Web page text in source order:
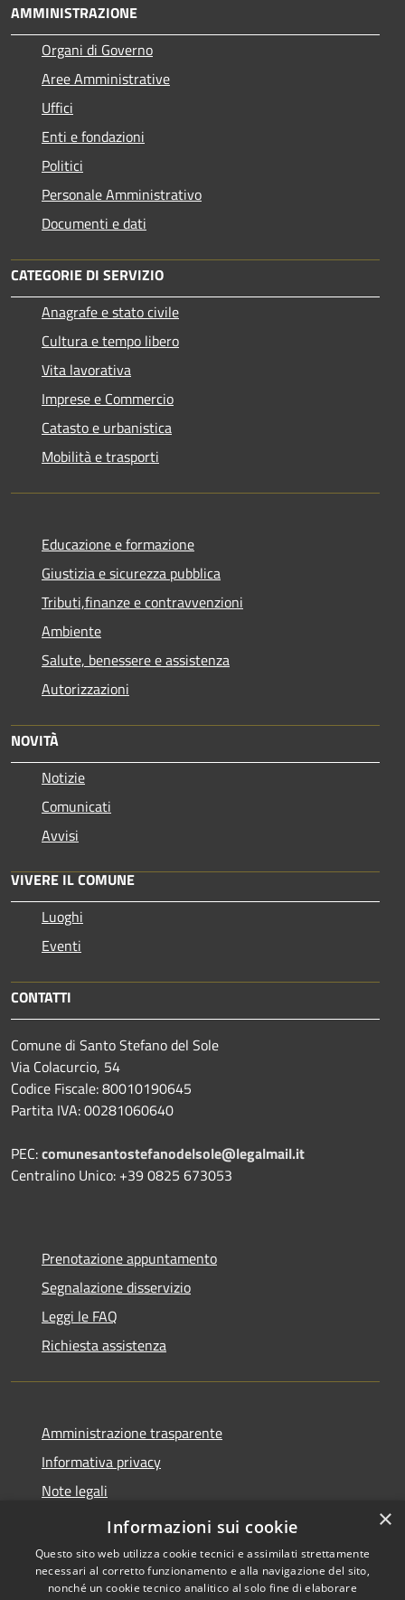
AMMINISTRAZIONE
Organi di Governo
Aree Amministrative
Uffici
Enti e fondazioni
Politici
Personale Amministrativo
Documenti e dati
CATEGORIE DI SERVIZIO
Anagrafe e stato civile
Cultura e tempo libero
Vita lavorativa
Imprese e Commercio
Catasto e urbanistica
Mobilità e trasporti
Educazione e formazione
Giustizia e sicurezza pubblica
Tributi,finanze e contravvenzioni
Ambiente
Salute, benessere e assistenza
Autorizzazioni
NOVITÀ
Notizie
Comunicati
Avvisi
VIVERE IL COMUNE
Luoghi
Eventi
CONTATTI
Comune di Santo Stefano del Sole
Via Colacurcio, 54
Codice Fiscale: 80010190645
Partita IVA: 00281060640
PEC:comunesantostefanodelsole@legalmail.it
Centralino Unico: +39 0825 673053
Prenotazione appuntamento
Segnalazione disservizio
Leggi le FAQ
Richiesta assistenza
Amministrazione trasparente
Informativa privacy
Note legali
Dichiarazione di accessibilità
×
Informazioni sui cookie
Questo sito web utilizza cookie tecnici e assimilati strettamente
necessari al corretto funzionamento e alla navigazione del sito,
nonché un cookie tecnico analitico al solo fine di elaborare